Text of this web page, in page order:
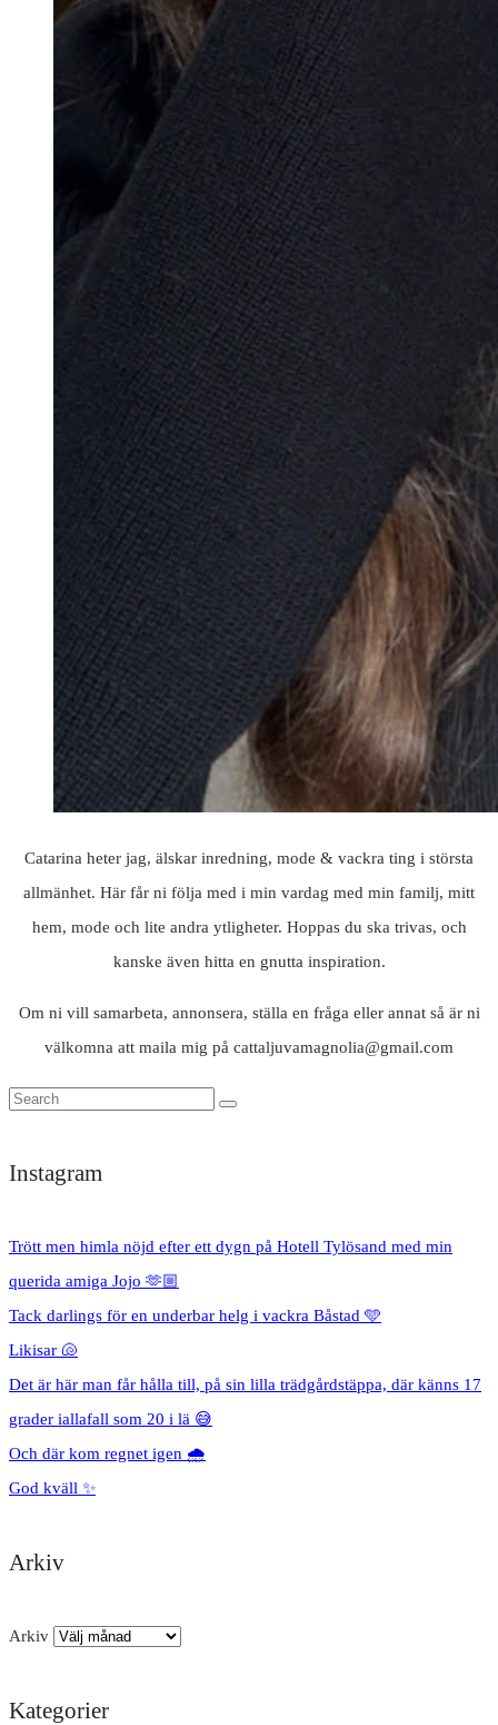
Catarina heter jag, älskar inredning, mode & vackra ting i största
allmänhet. Här får ni följa med i min vardag med min familj, mitt
hem, mode och lite andra ytligheter. Hoppas du ska trivas, och
kanske även hitta en gnutta inspiration.
Om ni vill samarbeta, annonsera, ställa en fråga eller annat så är ni
välkomna att maila mig på cattaljuvamagnolia@gmail.com
Instagram
Trött men himla nöjd efter ett dygn på Hotell Tylösand med min
querida amiga Jojo 🫶🏼
Tack darlings för en underbar helg i vackra Båstad 🩵
Likisar 🐚
Det är här man får hålla till, på sin lilla trädgårdstäppa, där känns 17
grader iallafall som 20 i lä 😅
Och där kom regnet igen 🌧️
God kväll ✨
Arkiv
Arkiv
Kategorier